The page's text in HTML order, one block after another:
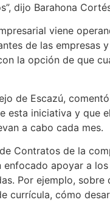
dijo Barahona
viene
de las empresas
la opción de que
de Escazú,
esta iniciativa y que
a cabo cada mes.
Contratos de la
apoyar a
Por ejemplo, sobre
currícula, cómo